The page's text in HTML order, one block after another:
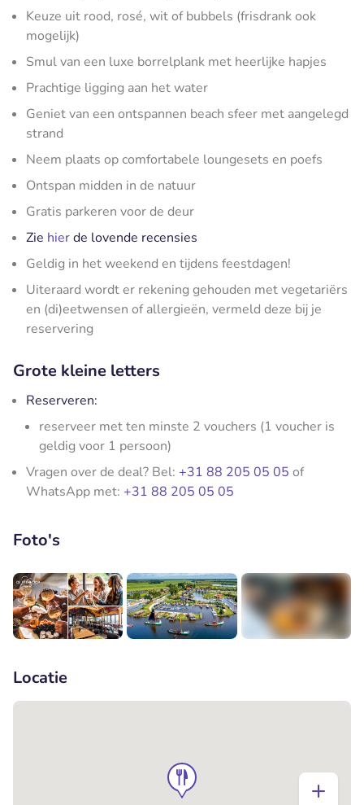
Keuze uit rood, rosé, wit of bubbels (frisdrank ook
mogelijk)
Smul van een luxe borrelplank met heerlijke hapjes
Prachtige ligging aan het water
Geniet van een ontspannen beach sfeer met aangelegd
strand
Neem plaats op comfortabele loungesets en poefs
Ontspan midden in de natuur
Gratis parkeren voor de deur
Zie hierde lovende recensies
Geldig in het weekend en tijdens feestdagen!
Uiteraard wordt er rekening gehouden met vegetariërs
en (di)eetwensen of allergieën, vermeld deze bij je
reservering
Grote kleine letters
Reserveren:
reserveer met ten minste 2 vouchers (1 voucher is
geldig voor 1 persoon)
Vragen over de deal? Bel: +31 88 205 05 05 of
WhatsApp met: +31 88 205 05 05
Foto's
Locatie